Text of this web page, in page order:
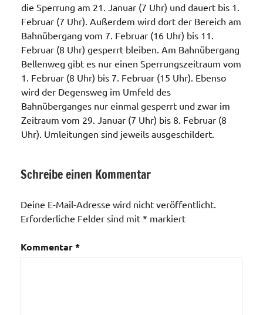
die Sperrung am 21. Januar (7 Uhr) und dauert bis 1.
Februar (7 Uhr). Außerdem wird dort der Bereich am
Bahnübergang vom 7. Februar (16 Uhr) bis 11.
Februar (8 Uhr) gesperrt bleiben. Am Bahnübergang
Bellenweg gibt es nur einen Sperrungszeitraum vom
1. Februar (8 Uhr) bis 7. Februar (15 Uhr). Ebenso
wird der Degensweg im Umfeld des
Bahnüberganges nur einmal gesperrt und zwar im
Zeitraum vom 29. Januar (7 Uhr) bis 8. Februar (8
Uhr). Umleitungen sind jeweils ausgeschildert.
Allgemein
/ Bus und
Bahn
Schreibe einen Kommentar
Deine E-Mail-Adresse wird nicht veröffentlicht.
Erforderliche Felder sind mit * markiert
Kommentar*